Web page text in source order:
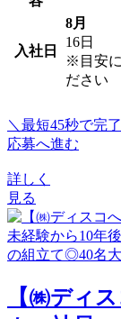
入社日
8月
16日
※目安
ださい
＼最短45秒で完
応募へ進む
詳しく
見る
【㈱ディ